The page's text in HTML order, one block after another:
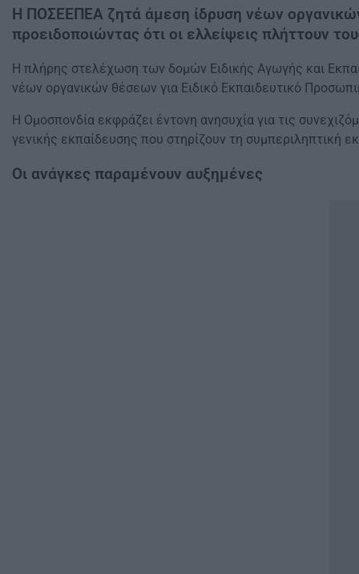
Η ΠΟΣΕΕΠΕΑ ζητά άμεση ίδρυση νέων
προειδοποιώντας ότι οι ελλείψεις πλήττουν
Η πλήρης στελέχωση των δομών Ειδικής Αγωγής και
νέων οργανικών θέσεων για Ειδικό Εκπαιδευτικό
Η Ομοσπονδία εκφράζει έντονη ανησυχία για τις
γενικής εκπαίδευσης που στηρίζουν τη συμπεριληπτική
Οι ανάγκες παραμένουν αυξημένες